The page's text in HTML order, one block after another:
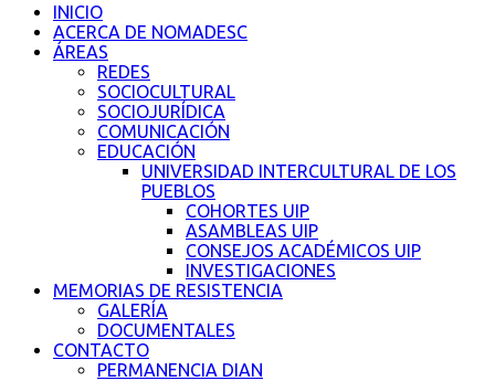
INICIO
ACERCA DE NOMADESC
ÁREAS
REDES
SOCIOCULTURAL
SOCIOJURÍDICA
COMUNICACIÓN
EDUCACIÓN
UNIVERSIDAD INTERCULTURAL DE LOS
PUEBLOS
COHORTES UIP
ASAMBLEAS UIP
CONSEJOS ACADÉMICOS UIP
INVESTIGACIONES
MEMORIAS DE RESISTENCIA
GALERÍA
DOCUMENTALES
CONTACTO
PERMANENCIA DIAN